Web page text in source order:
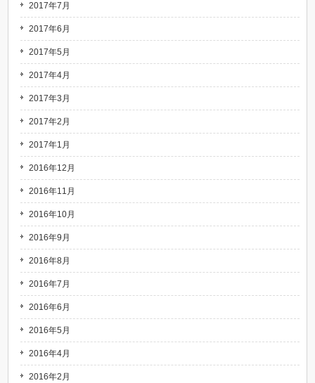
2017年7月
2017年6月
2017年5月
2017年4月
2017年3月
2017年2月
2017年1月
2016年12月
2016年11月
2016年10月
2016年9月
2016年8月
2016年7月
2016年6月
2016年5月
2016年4月
2016年2月